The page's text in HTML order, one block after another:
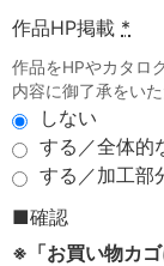
作品HP掲載 *
作品をHPやカタロ
内容に御了承をい
しない
する／全体的
する／加工部
■確認
※「お買い物カ